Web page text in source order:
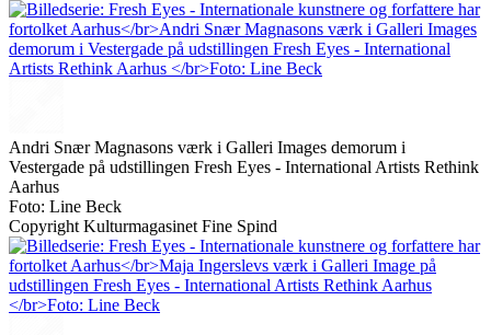
Andri Snær Magnasons værk i Galleri Images demorum i
Vestergade på udstillingen Fresh Eyes - International Artists Rethink
Aarhus
Foto: Line Beck
Copyright Kulturmagasinet Fine Spind